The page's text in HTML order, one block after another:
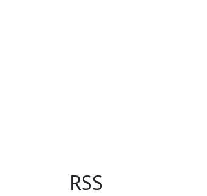
RSS